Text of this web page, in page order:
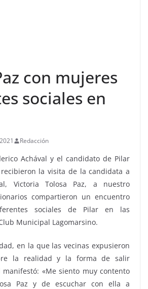
con mujeres
sociales en
Redacción
Achával y el candidato de Pilar
la visita de la candidata a
Victoria Tolosa Paz, a nuestro
compartieron un encuentro
sociales de Pilar en las
Municipal Lagomarsino.
en la que las vecinas expusieron
la realidad y la forma de salir
manifestó: «Me siento muy contento
Paz y de escuchar con ella a